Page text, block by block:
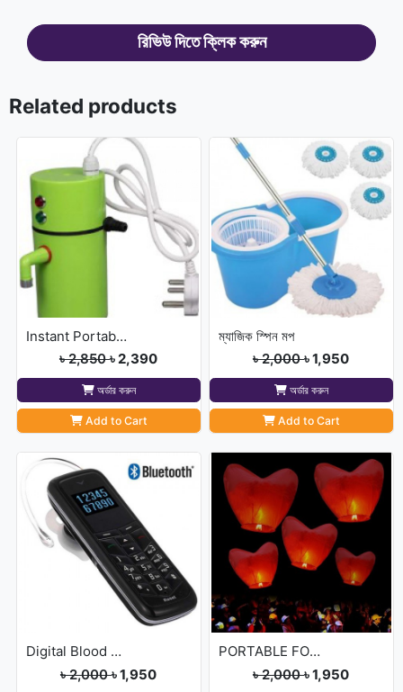
রিভিউ দিতে ক্লিক করুন
Related products
Instant Portable Hot Water pump
৳ 2,850৳ 2,390
অর্ডার করুন
Add to Cart
ম্যাজিক স্পিন মপ
৳ 2,000৳ 1,950
অর্ডার করুন
Add to Cart
Digital Blood Pressure M
৳ 2,000৳ 1,950
PORTABLE FOLDING TR
৳ 2,000৳ 1,950